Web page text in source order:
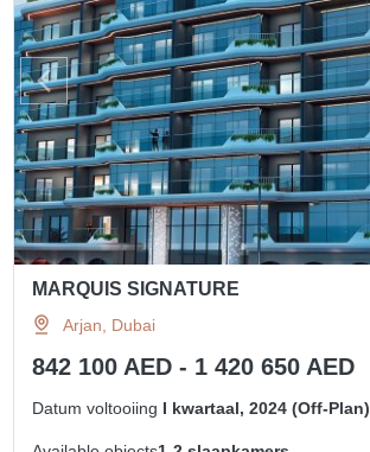
MARQUIS SIGNATURE
Arjan, Dubai
842 100 AED - 1 420 650 AED
Datum voltooiing I kwartaal, 2024 (Off-Plan)